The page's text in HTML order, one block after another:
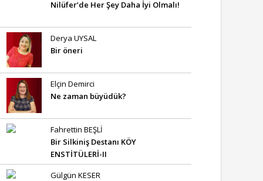
Nilüfer’de Her Şey Daha İyi Olmalı!
Derya UYSAL
Bir öneri
Elçin Demirci
Ne zaman büyüdük?
Fahrettin BEŞLİ
Bir Silkiniş Destanı KÖY
ENSTİTÜLERİ-II
Gülgün KESER